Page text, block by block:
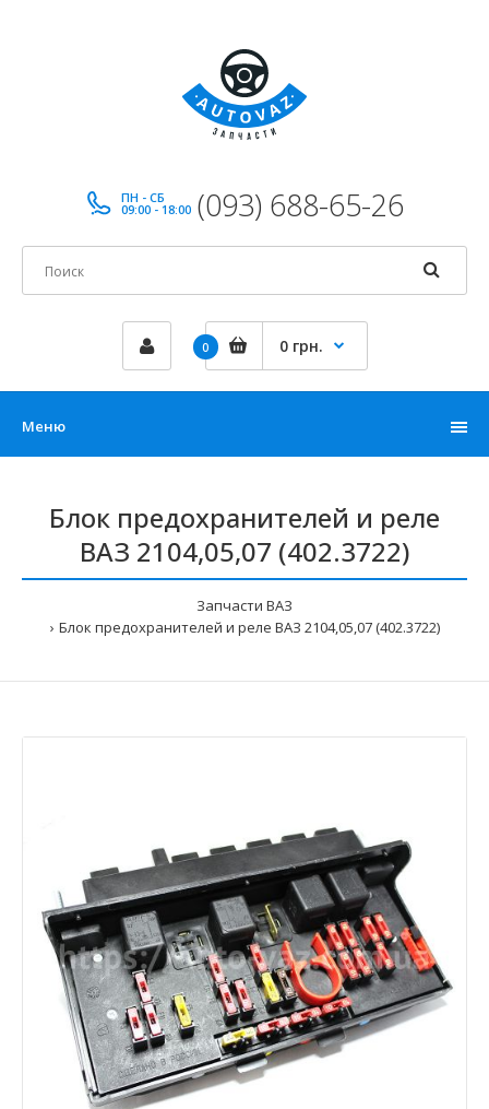
ПН - СБ
09:00 - 18:00 (093) 688-65-26
0 0 грн.
Меню
Блок предохранителей и реле
ВАЗ 2104,05,07 (402.3722)
Запчасти ВАЗ
Блок предохранителей и реле ВАЗ 2104,05,07 (402.3722)